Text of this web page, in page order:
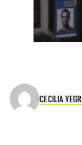
CECILIA